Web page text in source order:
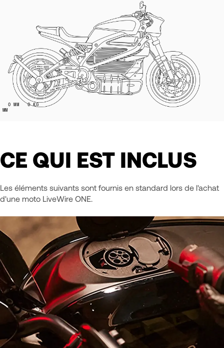
0 MM 0KG
CE QUI EST INCLUS
Les éléments suivants sont fournis en standard lors de l'achat
d'une moto LiveWire ONE.